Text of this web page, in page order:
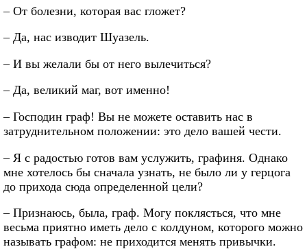
– От болезни, которая вас гложет?
– Да, нас изводит Шуазель.
– И вы желали бы от него вылечиться?
– Да, великий маг, вот именно!
– Господин граф! Вы не можете оставить нас в
затруднительном положении: это дело вашей чести.
– Я с радостью готов вам услужить, графиня. Однако
мне хотелось бы сначала узнать, не было ли у герцога
до прихода сюда определенной цели?
– Признаюсь, была, граф. Могу поклясться, что мне
весьма приятно иметь дело с колдуном, которого можно
называть графом: не приходится менять привычки.